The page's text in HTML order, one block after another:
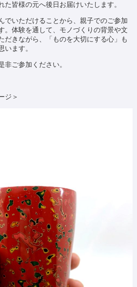
た皆様の元へ後日お届けいたします。
でいただけることから、親子でのご参加
。体験を通して、モノづくりの背景や文
だきながら、「ものを大切にする心」も
います。
非ご参加ください。
ジ＞